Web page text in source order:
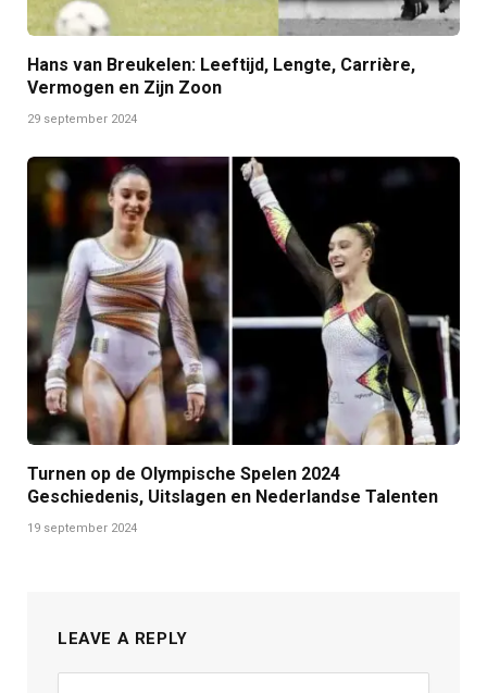
Hans van Breukelen: Leeftijd, Lengte, Carrière,
Vermogen en Zijn Zoon
29 september 2024
Turnen op de Olympische Spelen 2024
Geschiedenis, Uitslagen en Nederlandse Talenten
19 september 2024
LEAVE A REPLY